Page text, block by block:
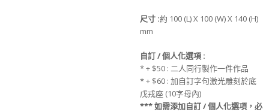
尺寸 :約 100 (L) X 100 (W) X 140 (H)
mm
自訂 / 個人化選項 :
* + $50 : 二人同行製作一件作品
* + $60 : 加自訂字句激光雕刻於底
戊戎座 (10字母內)
***如需添加自訂 / 個人化選項，必